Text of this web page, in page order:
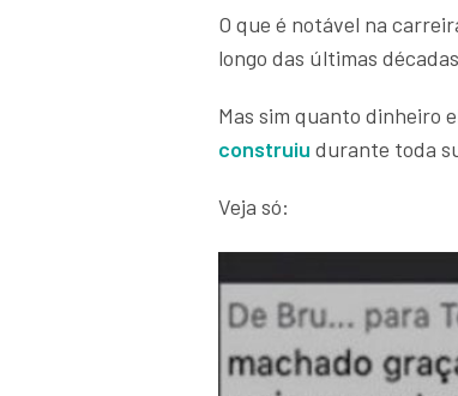
O que é notável na
longo das últimas
Mas sim quanto dinheiro
construiu durante toda
Veja só: